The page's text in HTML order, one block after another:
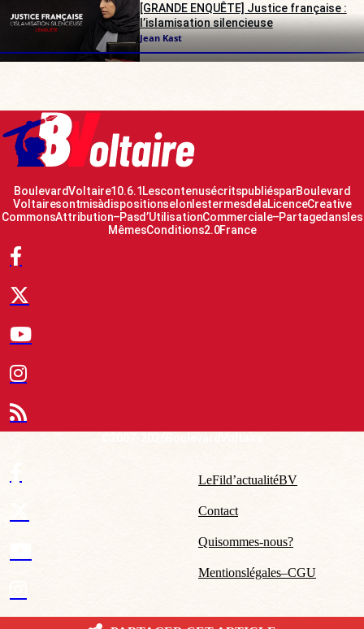
[GRANDE ENQUÊTE] Justice française :
l’islamisation silencieuse
Jean Kast
Boulevard Voltaire 10.6.1 Les contenus écrits publiés par Boulevard
Voltaire sont mis à disposition selon les termes de la Licence Creative
Commons Attribution – Pas d’Utilisation Commerciale – Partage dans les
Mêmes Conditions 2.0 France
Le Fil d’actualité BV
Contact
Qui sommes-nous ?
Mentions légales – CGU